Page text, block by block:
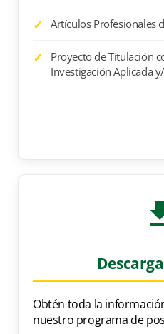
Artículos Profesionales
Proyecto de Titulación
Investigación Aplicada
Obtén toda la
nuestro programa de